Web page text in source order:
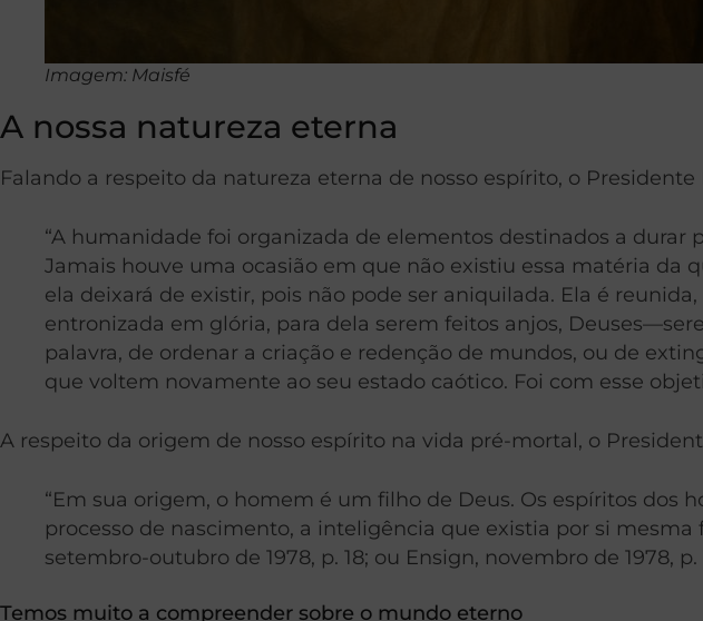
Imagem: Maisfé
A nossa natureza eterna
Falando a respeito da natureza eterna de nosso espírito, o
“A humanidade foi organizada de elementos destinados a
Jamais houve uma ocasião em que não existiu essa matéria da
ela deixará de existir, pois não pode ser aniquilada. Ela é
entronizada em glória, para dela serem feitos anjos,
palavra, de ordenar a criação e redenção de mundos, ou de
que voltem novamente ao seu estado caótico. Foi com esse
A respeito da origem de nosso espírito na vida pré-mortal, o
“Em sua origem, o homem é um filho de Deus. Os espíritos dos
processo de nascimento, a inteligência que existia por si
setembro-outubro de 1978, p. 18; ou Ensign, novembro de 1978, p.
Temos muito a compreender sobre o mundo eterno